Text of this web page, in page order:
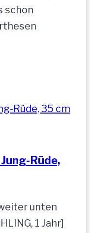
schon
Rüde,
unten
1 Jahr]